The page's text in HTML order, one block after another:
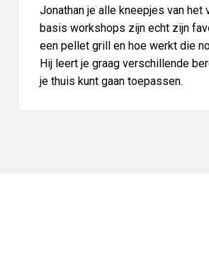
Jonathan je alle kneepjes van het
basis workshops zijn echt zijn
een pellet grill en hoe werkt die
Hij leert je graag verschillende
je thuis kunt gaan toepassen.